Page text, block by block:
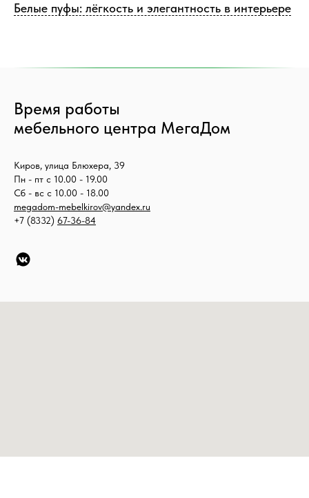
Белые пуфы: лёгкость и элегантность в интерьере
Время работы
мебельного центра МегаДом
Киров, улица Блюхера, 39
Пн - пт с 10.00 - 19.00
Сб - вс с 10.00 - 18.00
megadom-mebelkirov@yandex.ru
+7 (8332) 67-36-84